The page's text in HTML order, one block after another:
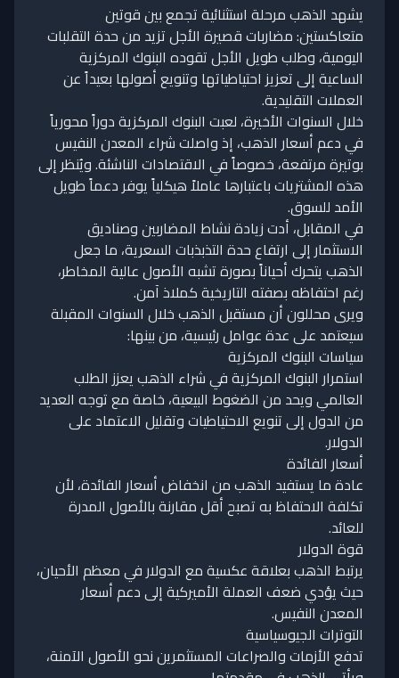
يشهد الذهب مرحلة استثنائية تجمع بين قوتين
متعاكستين: مضاربات قصيرة الأجل تزيد من حدة التقلبات
اليومية، وطلب طويل الأجل تقوده البنوك المركزية
الساعية إلى تعزيز احتياطياتها وتنويع أصولها بعيداً عن
العملات التقليدية.
خلال السنوات الأخيرة، لعبت البنوك المركزية دوراً محورياً
في دعم أسعار الذهب، إذ واصلت شراء المعدن النفيس
بوتيرة مرتفعة، خصوصاً في الاقتصادات الناشئة. ويُنظر إلى
هذه المشتريات باعتبارها عاملاً هيكلياً يوفر دعماً طويل
الأمد للسوق.
في المقابل، أدت زيادة نشاط المضاربين وصناديق
الاستثمار إلى ارتفاع حدة التذبذبات السعرية، ما جعل
الذهب يتحرك أحياناً بصورة تشبه الأصول عالية المخاطر،
رغم احتفاظه بصفته التاريخية كملاذ آمن.
ويرى محللون أن مستقبل الذهب خلال السنوات المقبلة
سيعتمد على عدة عوامل رئيسية، من بينها:
سياسات البنوك المركزية
استمرار البنوك المركزية في شراء الذهب يعزز الطلب
العالمي ويحد من الضغوط البيعية، خاصة مع توجه العديد
من الدول إلى تنويع الاحتياطيات وتقليل الاعتماد على
الدولار.
أسعار الفائدة
عادة ما يستفيد الذهب من انخفاض أسعار الفائدة، لأن
تكلفة الاحتفاظ به تصبح أقل مقارنة بالأصول المدرة
للعائد.
قوة الدولار
يرتبط الذهب بعلاقة عكسية مع الدولار في معظم الأحيان،
حيث يؤدي ضعف العملة الأميركية إلى دعم أسعار
المعدن النفيس.
التوترات الجيوسياسية
تدفع الأزمات والصراعات المستثمرين نحو الأصول الآمنة،